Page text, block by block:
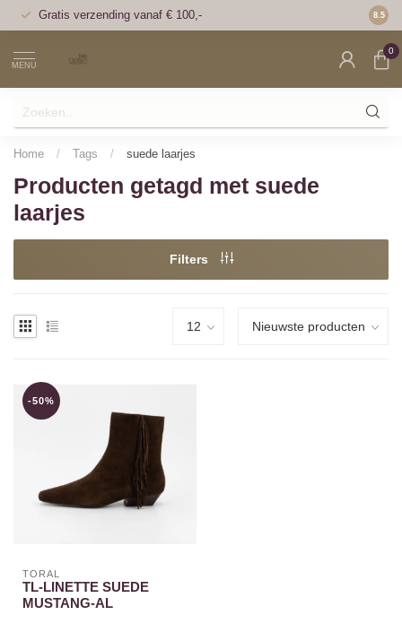
Gratis verzending vanaf € 100,- Voor
8.5
MENU
0
Home / Tags / suede laarjes
Producten getagd met suede
laarjes
Filters
-50%
TORAL
TL-LINETTE SUEDE
MUSTANG-AL